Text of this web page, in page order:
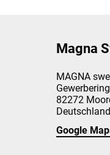
Magna
MAGNA
82272
Deutschland
Google